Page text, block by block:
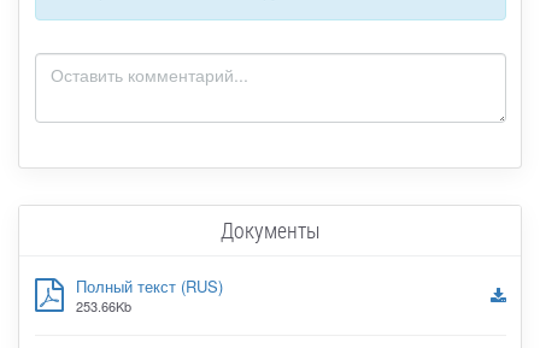
Документы
Полный текст (RUS)
253.66Kb